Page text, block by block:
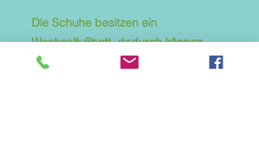
Die Schuhe besitzen ein
Wechselfußbett, dadurch können
auch eigene lose Einlagen genutzt